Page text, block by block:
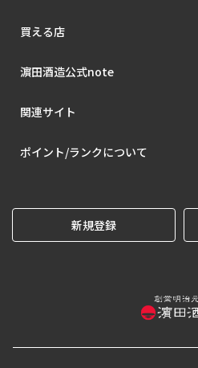
買える店
濵田酒造公式note
関連サイト
ポイント/ランクについて
新規登録